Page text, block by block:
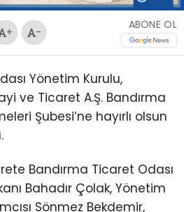
+ -
ABONE OL
Yönetim Kurulu,
ve Ticaret A.Ş. Bandırma
Şubesi’ne hayırlı olsun
Bandırma Ticaret Odası
Bahadır Çolak, Yönetim
Sönmez Bekdemir,